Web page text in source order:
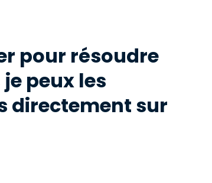
pour résoudre
peux les
directement sur